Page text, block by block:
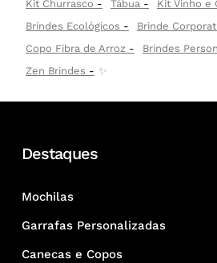
Kit Churrasco
Tábua
Kit Vinho e
Brindes Ecológicos
Brinde
Copo Fibra de Arroz
Brindes
Zen Brindes
✨
Destaques
Mochilas
Garrafas Personalizadas
Canecas e Copos